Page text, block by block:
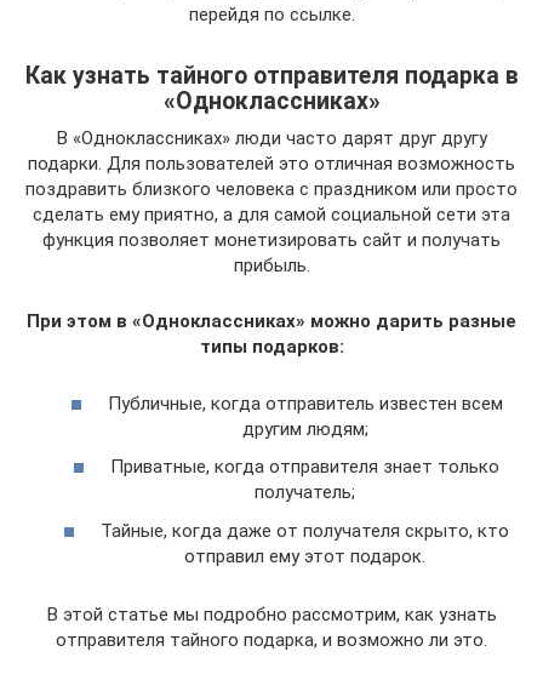
перейдя по ссылке.
Как узнать тайного отправителя подарка в
«Одноклассниках»
В «Одноклассниках» люди часто дарят друг другу
подарки. Для пользователей это отличная возможность
поздравить близкого человека с праздником или просто
сделать ему приятно, а для самой социальной сети эта
функция позволяет монетизировать сайт и получать
прибыль.
При этом в «Одноклассниках» можно дарить разные
типы подарков:
Публичные, когда отправитель известен всем
другим людям;
Приватные, когда отправителя знает только
получатель;
Тайные, когда даже от получателя скрыто, кто
отправил ему этот подарок.
В этой статье мы подробно рассмотрим, как узнать
отправителя тайного подарка, и возможно ли это.